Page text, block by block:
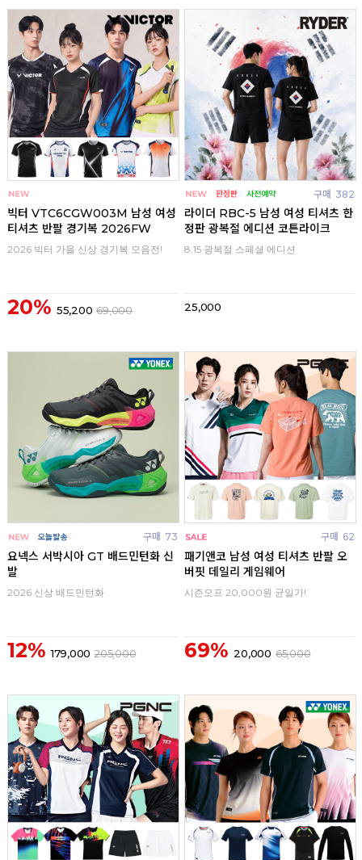
빅터 VTC6CGW003M 남성 여성
티셔츠 반팔 경기복 2026FW
2026 빅터 가을 신상 경기복 모음전!
20% 55,200 69,000
구매 382
라이더 RBC-5 남성 여성 티셔츠 한
정판 광복절 에디션 코튼라이크
8.15 광복절 스페셜 에디션
25,000
구매 73
요넥스 서박시아 GT 배드민턴화 신
발
2026 신상 배드민턴화
12% 179,000 205,000
구매 62
패기앤코 남성 여성 티셔츠 반팔 오
버핏 데일리 게임웨어
시즌오프 20,000원 균일가!
69% 20,000 65,000